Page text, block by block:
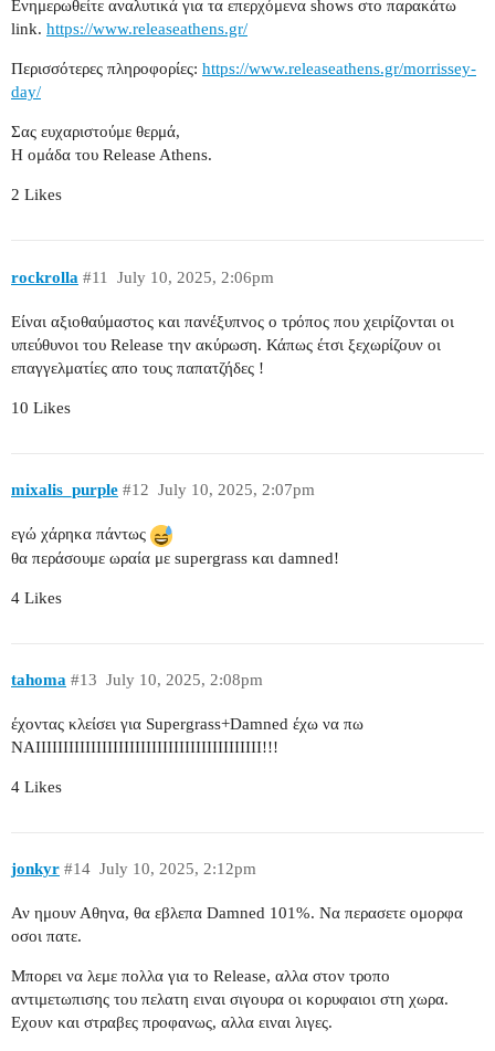
Ενημερωθείτε αναλυτικά για τα επερχόμενα shows στο παρακάτω
link. https://www.releaseathens.gr/
Περισσότερες πληροφορίες: https://www.releaseathens.gr/morrissey-
day/
Σας ευχαριστούμε θερμά,
Η ομάδα του Release Athens.
2 Likes
rockrolla July 10, 2025, 2:06pm
#11
Είναι αξιοθαύμαστος και πανέξυπνος ο τρόπος που χειρίζονται οι
υπεύθυνοι του Release την ακύρωση. Κάπως έτσι ξεχωρίζουν οι
επαγγελματίες απο τους παπατζήδες !
10 Likes
mixalis_purple July 10, 2025, 2:07pm
#12
εγώ χάρηκα πάντως
θα περάσουμε ωραία με supergrass και damned!
4 Likes
tahoma July 10, 2025, 2:08pm
#13
έχοντας κλείσει για Supergrass+Damned έχω να πω
ΝΑΙΙΙΙΙΙΙΙΙΙΙΙΙΙΙΙΙΙΙΙΙΙΙΙΙΙΙΙΙΙΙΙΙΙΙΙΙΙΙΙΙ!!!
4 Likes
jonkyr July 10, 2025, 2:12pm
#14
Αν ημουν Αθηνα, θα εβλεπα Damned 101%. Να περασετε ομορφα
οσοι πατε.
Μπορει να λεμε πολλα για το Release, αλλα στον τροπο
αντιμετωπισης του πελατη ειναι σιγουρα οι κορυφαιοι στη χωρα.
Εχουν και στραβες προφανως, αλλα ειναι λιγες.